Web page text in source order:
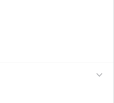
expand_more